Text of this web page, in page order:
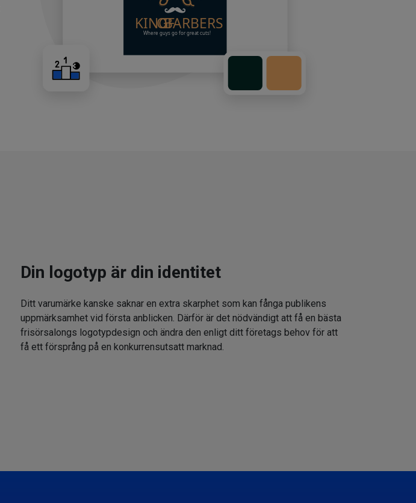
Din logotyp är din identitet
Ditt varumärke kanske saknar en extra skarphet som kan fånga publikens
uppmärksamhet vid första anblicken. Därför är det nödvändigt att få en bästa
frisörsalongs logotypdesign och ändra den enligt ditt företags behov för att
få ett försprång på en konkurrensutsatt marknad.